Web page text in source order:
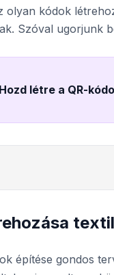
olyan kódok
Szóval ugorjunk
létre a QR-
építése gondos